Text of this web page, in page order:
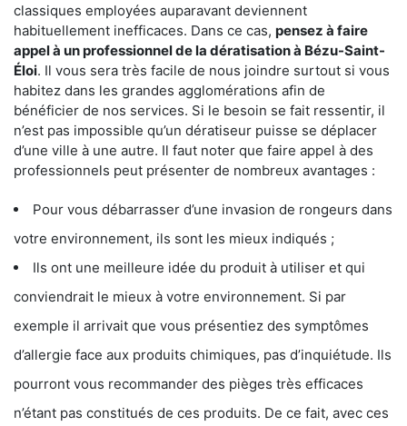
classiques employées auparavant deviennent
habituellement inefficaces. Dans ce cas, pensez à faire
appel à un professionnel de la dératisation à Bézu-Saint-
Éloi. Il vous sera très facile de nous joindre surtout si vous
habitez dans les grandes agglomérations afin de
bénéficier de nos services. Si le besoin se fait ressentir, il
n’est pas impossible qu’un dératiseur puisse se déplacer
d’une ville à une autre. Il faut noter que faire appel à des
professionnels peut présenter de nombreux avantages :
Pour vous débarrasser d’une invasion de rongeurs dans
votre environnement, ils sont les mieux indiqués ;
Ils ont une meilleure idée du produit à utiliser et qui
conviendrait le mieux à votre environnement. Si par
exemple il arrivait que vous présentiez des symptômes
d’allergie face aux produits chimiques, pas d’inquiétude. Ils
pourront vous recommander des pièges très efficaces
n’étant pas constitués de ces produits. De ce fait, avec ces